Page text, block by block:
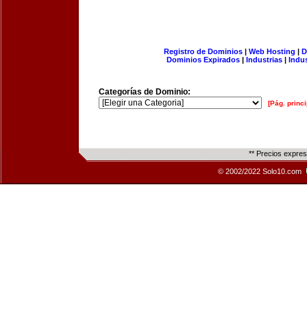
Registro de Dominios| Web Hosting |
Dominios Expirados | Industrias |
Categorías de Dominio:
[Pág.
** Precios
© 2002/2022 Solo10.com